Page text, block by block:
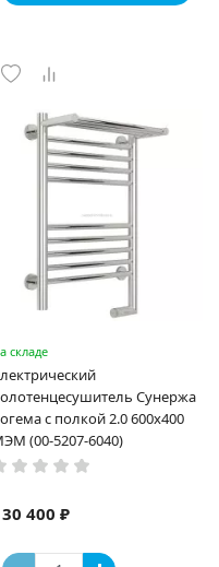
складе
Сунержа
с полкой 2.0 600x400
(00-5207-6040)
30 400 ₽